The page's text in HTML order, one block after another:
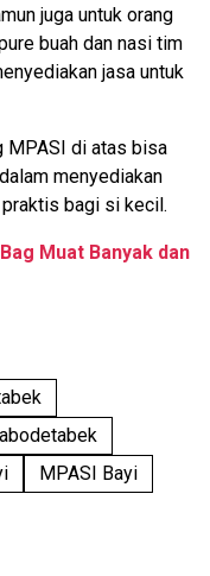
juga untuk orang
buah dan nasi tim
jasa untuk
MPASI di atas bisa
menyediakan
bagi si kecil.
Muat Banyak dan
MPASI Bayi